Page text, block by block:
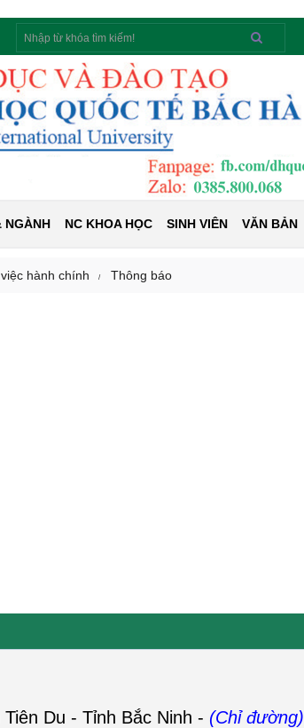
Tìm
kiếm
NGÀNH NC KHOA HỌC SINH VIÊN VĂN BẢN
hành chính Thông báo
Du - Tỉnh Bắc Ninh - (Chỉ đường)